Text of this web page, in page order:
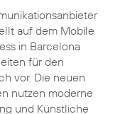
auf dem Mobile
in Barcelona
für den
vor. Die neuen
nutzen moderne
und Künstliche